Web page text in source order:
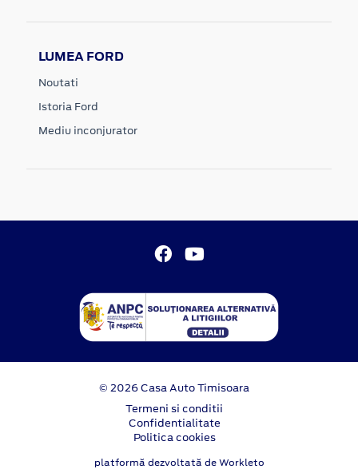
LUMEA FORD
Noutati
Istoria Ford
Mediu inconjurator
© 2026 Casa Auto Timisoara
Termeni si conditii
Confidentialitate
Politica cookies
platformă dezvoltată de Workleto